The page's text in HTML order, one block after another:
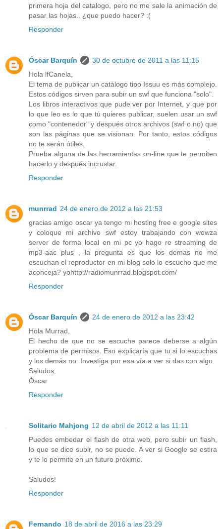
primera hoja del catalogo, pero no me sale la animación de
pasar las hojas.. ¿que puedo hacer? :(
Responder
Óscar Barquín
30 de octubre de 2011 a las 11:15
Hola lfCanela,
El tema de publicar un catálogo tipo Issuu es más complejo.
Estos códigos sirven para subir un swf que funciona "solo".
Los libros interactivos que pude ver por Internet, y que por
lo que leo es lo que tú quieres publicar, suelen usar un swf
como "contenedor" y después otros archivos (swf o no) que
son las páginas que se visionan. Por tanto, estos códigos
no te serán útiles.
Prueba alguna de las herramientas on-line que te permiten
hacerlo y después incrustar.
Responder
munrrad 24 de enero de 2012 a las 21:53
gracias amigo oscar ya tengo mi hosting free e google sites
y coloque mi archivo swf estoy trabajando con wowza
server de forma local en mi pc yo hago re streaming de
mp3-aac plus , la pregunta es que los demas no me
escuchan el reproductor en mi blog solo lo escucho que me
aconceja? yohttp://radiomunrrad.blogspot.com/
Responder
Óscar Barquín
24 de enero de 2012 a las 23:42
Hola Murrad,
El hecho de que no se escuche parece deberse a algún
problema de permisos. Eso explicaría que tu si lo escuchas
y los demás no. Investiga por esa vía a ver si das con algo.
Saludos,
Óscar
Responder
Solitario Mahjong 12 de abril de 2012 a las 11:11
Puedes embedar el flash de otra web, pero subir un flash,
lo que se dice subir, no se puede. A ver si Google se estira
y te lo permite en un futuro próximo.
Saludos!
Responder
Fernando 18 de abril de 2016 a las 23:29